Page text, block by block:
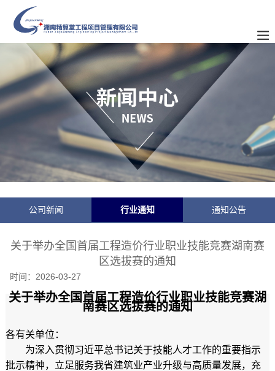
公司新闻 行业通知 通知公告
关于举办全国首届工程造价行业职业技能竞赛湖南赛
区选拔赛的通知
时间： 2026-03-27
关于举办全国首届工程造价行业职业技能竞赛湖
南赛区选拔赛的通知
各有关单位：
为深入贯彻习近平总书记关于技能人才工作的重要指示
批示精神，立足服务我省建筑业产业升级与高质量发展，充